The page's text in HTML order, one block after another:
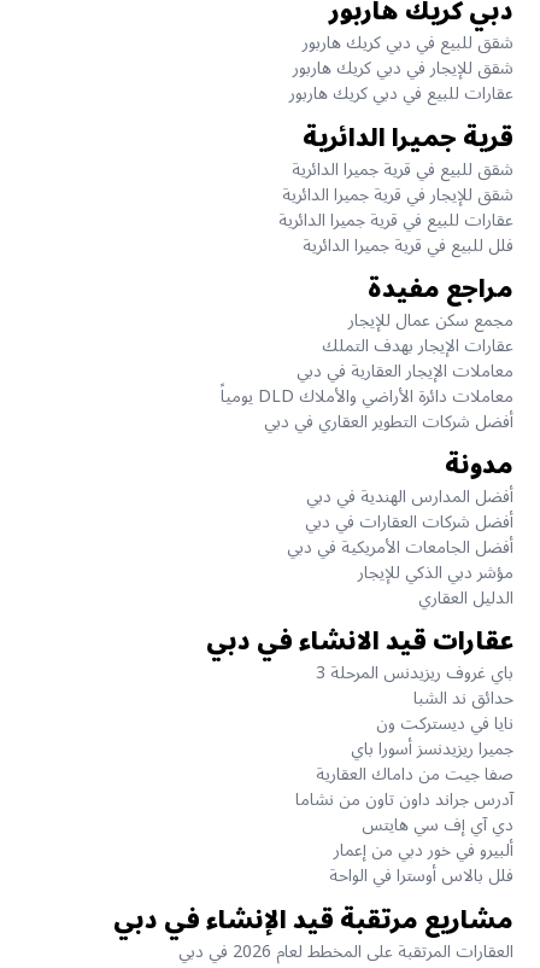
دبي كريك هاربور
شقق للبيع في دبي كريك هاربور
شقق للإيجار في دبي كريك هاربور
عقارات للبيع في دبي كريك هاربور
قرية جميرا الدائرية
شقق للبيع في قرية جميرا الدائرية
شقق للإيجار في قرية جميرا الدائرية
عقارات للبيع في قرية جميرا الدائرية
فلل للبيع في قرية جميرا الدائرية
مراجع مفيدة
مجمع سكن عمال للإيجار
عقارات الإيجار بهدف التملك
معاملات الإيجار العقارية في دبي
معاملات دائرة الأراضي والأملاك DLD يومياً
أفضل شركات التطوير العقاري في دبي
مدونة
أفضل المدارس الهندية في دبي
أفضل شركات العقارات في دبي
أفضل الجامعات الأمريكية في دبي
مؤشر دبي الذكي للإيجار
الدليل العقاري
عقارات قيد الانشاء في دبي
باي غروف ريزيدنس المرحلة 3
حدائق ند الشبا
نايا في ديستركت ون
جميرا ريزيدنسز أسورا باي
صفا جيت من داماك العقارية
آدرس جراند داون تاون من نشاما
دي آي إف سي هايتس
ألبيرو في خور دبي من إعمار
فلل بالاس أوسترا في الواحة
مشاريع مرتقبة قيد الإنشاء في دبي
العقارات المرتقبة على المخطط لعام 2026 في دبي